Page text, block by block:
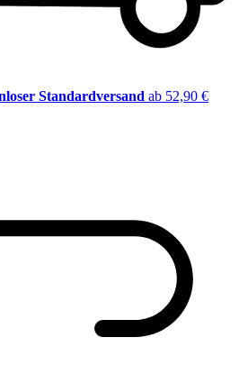
Standardversand ab 52,90 €